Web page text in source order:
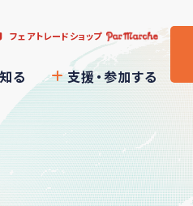
フェアトレードショップ
る 支援・参加する